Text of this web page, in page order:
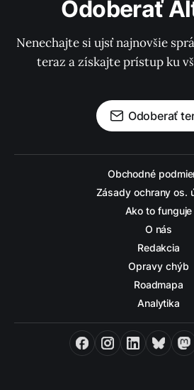
Odoberať
Nenechajte si ujsť najnovšie
teraz a získajte prístup ku
Odoberať
Obchodné
Zásady ochrany os.
Ako to funguje
O nás
Redakcia
Opravy chýb
Roadmapa
Analytika
FacebookInstagramLinkedInBluesky